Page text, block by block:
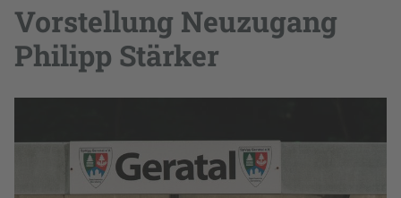
Vorstellung Neuzugang
Philipp Stärker